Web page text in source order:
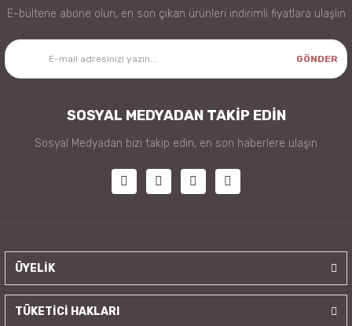
E-bültene abone olun, en son çıkan ürünleri indirimli fiyatlara ulaşlın
GÖNDER
SOSYAL MEDYADAN TAKİP EDİN
Sosyal Medyadan bizi takip edin, en son haberlere ulaşın
ÜYELİK
TÜKETİCİ HAKLARI